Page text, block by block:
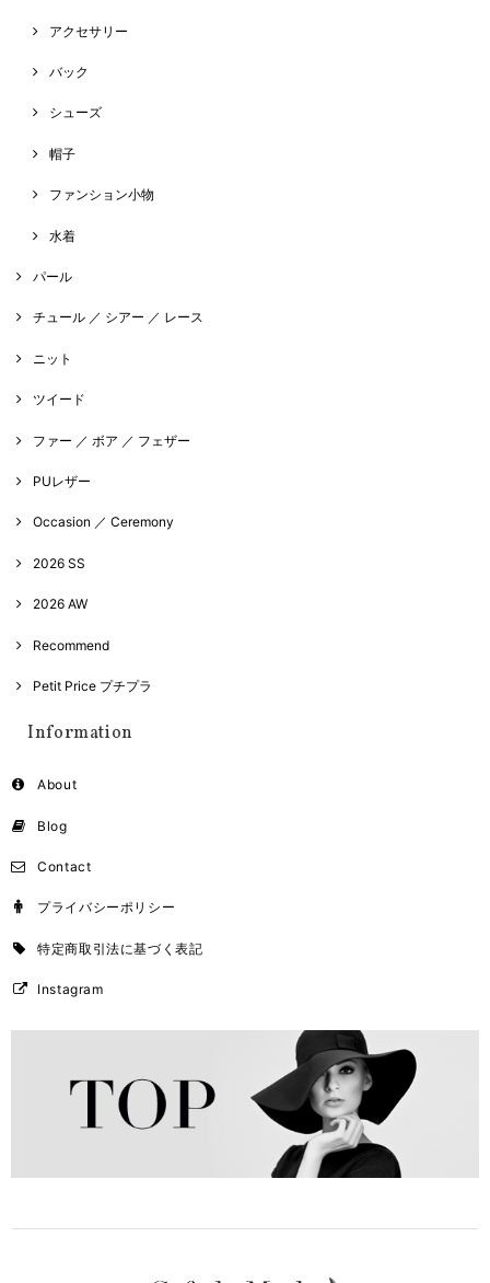
アクセサリー
バック
シューズ
帽子
ファンション小物
水着
パール
チュール ／ シアー ／ レース
ニット
ツイード
ファー ／ ボア ／ フェザー
PUレザー
Occasion ／ Ceremony
2026 SS
2026 AW
Recommend
Petit Price プチプラ
Information
About
Blog
Contact
プライバシーポリシー
特定商取引法に基づく表記
Instagram